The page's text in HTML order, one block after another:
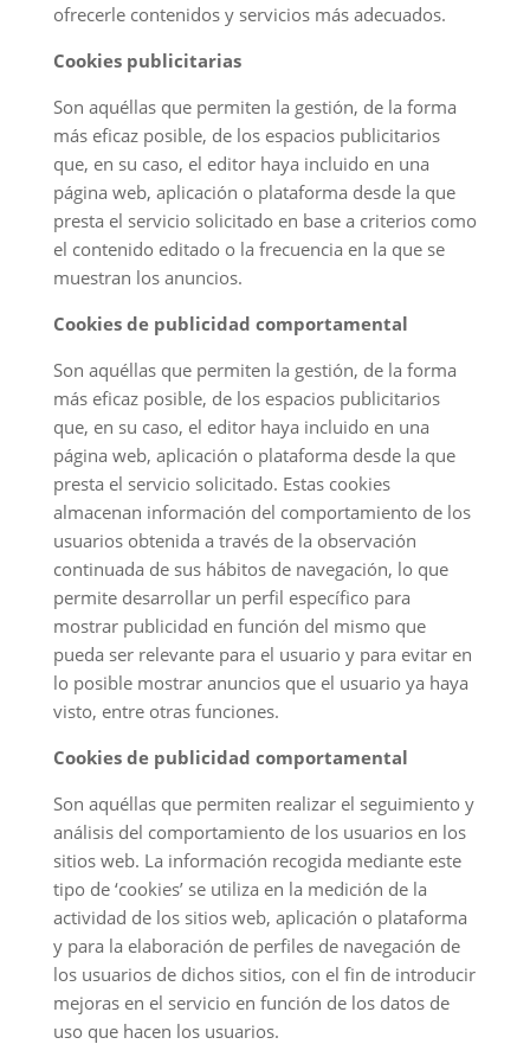
ofrecerle contenidos y servicios más adecuados.
Cookies publicitarias
Son aquéllas que permiten la gestión, de la forma
más eficaz posible, de los espacios publicitarios
que, en su caso, el editor haya incluido en una
página web, aplicación o plataforma desde la que
presta el servicio solicitado en base a criterios como
el contenido editado o la frecuencia en la que se
muestran los anuncios.
Cookies de publicidad comportamental
Son aquéllas que permiten la gestión, de la forma
más eficaz posible, de los espacios publicitarios
que, en su caso, el editor haya incluido en una
página web, aplicación o plataforma desde la que
presta el servicio solicitado. Estas cookies
almacenan información del comportamiento de los
usuarios obtenida a través de la observación
continuada de sus hábitos de navegación, lo que
permite desarrollar un perfil específico para
mostrar publicidad en función del mismo que
pueda ser relevante para el usuario y para evitar en
lo posible mostrar anuncios que el usuario ya haya
visto, entre otras funciones.
Cookies de publicidad comportamental
Son aquéllas que permiten realizar el seguimiento y
análisis del comportamiento de los usuarios en los
sitios web. La información recogida mediante este
tipo de ‘cookies’ se utiliza en la medición de la
actividad de los sitios web, aplicación o plataforma
y para la elaboración de perfiles de navegación de
los usuarios de dichos sitios, con el fin de introducir
mejoras en el servicio en función de los datos de
uso que hacen los usuarios.